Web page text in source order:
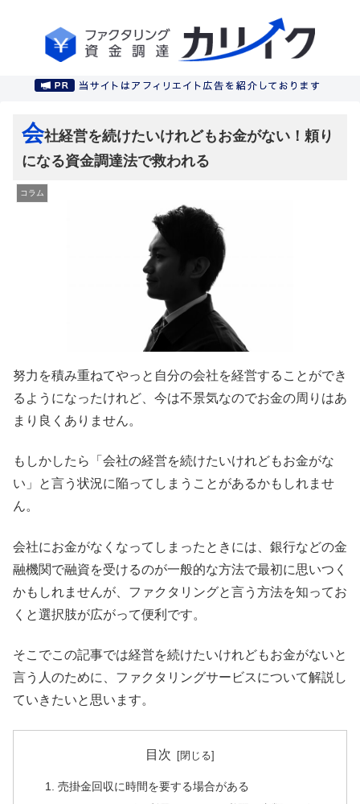
会社経営を続けたいけれどもお金がない！頼り
になる資金調達法で救われる
コラム
努力を積み重ねてやっと自分の会社を経営することができ
るようになったけれど、今は不景気なのでお金の周りはあ
まり良くありません。
もしかしたら「会社の経営を続けたいけれどもお金がな
い」と言う状況に陥ってしまうことがあるかもしれませ
ん。
会社にお金がなくなってしまったときには、銀行などの金
融機関で融資を受けるのが一般的な方法で最初に思いつく
かもしれませんが、ファクタリングと言う方法を知ってお
くと選択肢が広がって便利です。
そこでこの記事では経営を続けたいけれどもお金がないと
言う人のために、ファクタリングサービスについて解説し
ていきたいと思います。
目次
売掛金回収に時間を要する場合がある